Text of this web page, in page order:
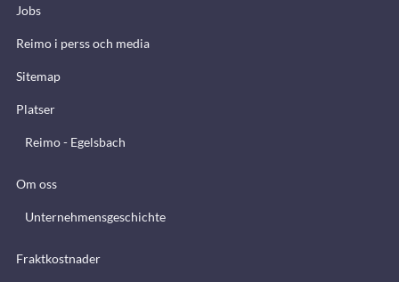
Jobs
Reimo i perss och media
Sitemap
Platser
Reimo - Egelsbach
Om oss
Unternehmensgeschichte
Fraktkostnader